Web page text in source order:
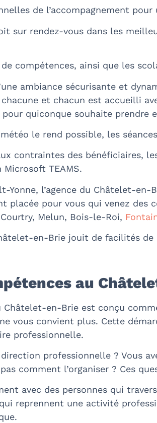
de l’accompagnement
sur rendez-vous dans les
compétences, ainsi que les
ambiance sécurisante et
et chacun est accueilli
pour quiconque souhaite prendre
le rend possible, les
contraintes des bénéficiaires,
Microsoft TEAMS.
Yonne, l’agence du Châtelet-
placée pour vous qui venez
Melun, Bois-le-Roi,
en-Brie jouit de facilités
au
en-Brie est conçu
vous convient plus. Cette
professionnelle.
professionnelle ? Vous
comment l’organiser ? Ces
avec des personnes qui
reprennent une activité